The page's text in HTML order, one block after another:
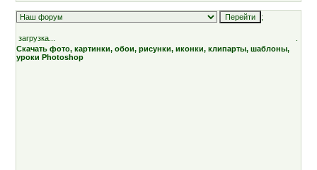
;
загрузка...
Скачать фото, картинки, обои, рисунки, иконки, клипарты, шаблоны,
уроки Photoshop